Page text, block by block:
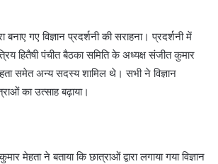
बनाए गए विज्ञान प्रदर्शनी की सराहना। प्रदर्शनी में
हितैषी पंचीत बैठका समिति के अध्यक्ष संजीत कुमार
समेत अन्य सदस्य शामिल थे। सभी ने विज्ञान
का उत्साह बढ़ाया।
मेहता ने बताया कि छात्राओं द्वारा लगाया गया विज्ञान